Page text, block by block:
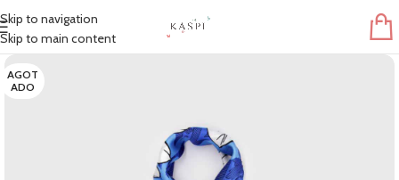
Skip to navigation
Skip to main content
AGOT
ADO